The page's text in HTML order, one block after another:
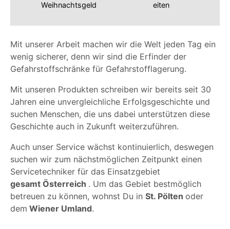
Mit unserer Arbeit machen wir die Welt jeden Tag ein
wenig sicherer, denn wir sind die Erfinder der
Gefahrstoffschränke für Gefahrstofflagerung.
Mit unseren Produkten schreiben wir bereits seit 30
Jahren eine unvergleichliche Erfolgsgeschichte und
suchen Menschen, die uns dabei unterstützen diese
Geschichte auch in Zukunft weiterzuführen.
Auch unser Service wächst kontinuierlich, deswegen
suchen wir zum nächstmöglichen Zeitpunkt einen
Servicetechniker für das Einsatzgebiet
gesamt Österreich . Um das Gebiet bestmöglich
betreuen zu können, wohnst Du in St. Pölten oder
dem Wiener Umland.
Weihnachtsgeld
eiten